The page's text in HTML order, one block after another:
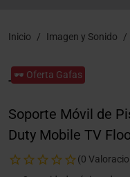
Inicio Imagen y Sonido
🕶️ Oferta Gafas
Soporte Móvil de
Duty Mobile TV
(0